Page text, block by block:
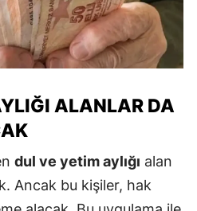
ALANLAR DA
dul ve yetim aylığı alan
Ancak bu kişiler, hak